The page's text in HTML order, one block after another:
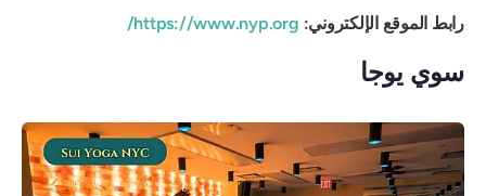
رابط الموقع الإلكتروني: https://www.nyp.org/
سوي يوجا